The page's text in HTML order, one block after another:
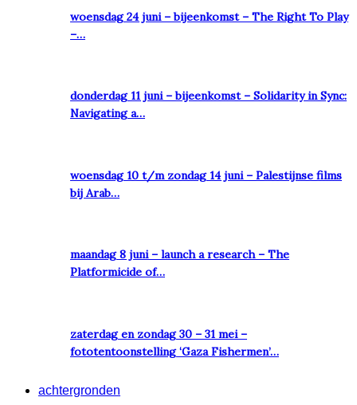
woensdag 24 juni – bijeenkomst – The Right To Play
–…
donderdag 11 juni – bijeenkomst – Solidarity in Sync:
Navigating a…
woensdag 10 t/m zondag 14 juni – Palestijnse films
bij Arab…
maandag 8 juni – launch a research – The
Platformicide of…
zaterdag en zondag 30 – 31 mei –
fototentoonstelling ‘Gaza Fishermen’…
achtergronden